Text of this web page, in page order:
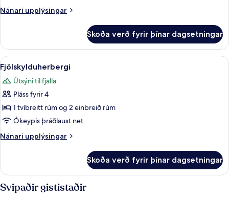
Nánari upplýsingar
Nánari
Room
with
Sofabed
Skoða verð fyrir þínar dagsetningar
Skoða
allar
myndir
fyrir
Fjölskylduherbergi
Rúmföt úr egypskri bómull, rúmföt
5
Fjölskylduherbergi
Útsýni til fjalla
Pláss fyrir 4
1 tvíbreitt rúm og 2 einbreið rúm
Ókeypis þráðlaust net
Nánari upplýsingar
Nánari
Skoða verð fyrir þínar dagsetningar
Svipaðir gististaðir